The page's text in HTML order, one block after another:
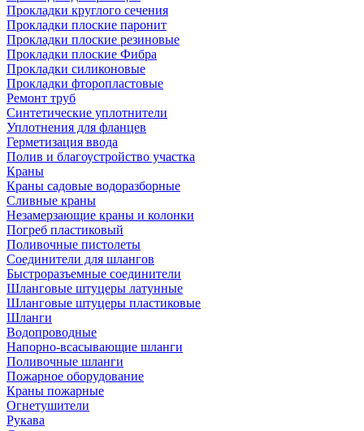
Прокладки круглого сечения
Прокладки плоские паронит
Прокладки плоские резиновые
Прокладки плоские Фибра
Прокладки силиконовые
Прокладки фторопластовые
Ремонт труб
Синтетические уплотнители
Уплотнения для фланцев
Герметизация ввода
Полив и благоустройство участка
Краны
Краны садовые водоразборные
Сливные краны
Незамерзающие краны и колонки
Погреб пластиковый
Поливочные пистолеты
Соединители для шлангов
Быстроразъемные соединители
Шланговые штуцеры латунные
Шланговые штуцеры пластиковые
Шланги
Водопроводные
Напорно-всасывающие шланги
Поливочные шланги
Пожарное оборудование
Краны пожарные
Огнетушители
Рукава